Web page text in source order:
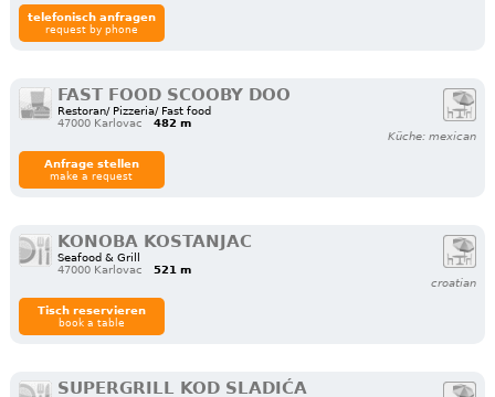
telefonisch anfragen
request by phone
FAST FOOD SCOOBY DOO
Restoran/ Pizzeria/ Fast food
47000 Karlovac
482 m
Küche: mexican
Anfrage stellen
make a request
KONOBA KOSTANJAC
Seafood & Grill
47000 Karlovac
521 m
croatian
Tisch reservieren
book a table
SUPERGRILL KOD SLADIĆA